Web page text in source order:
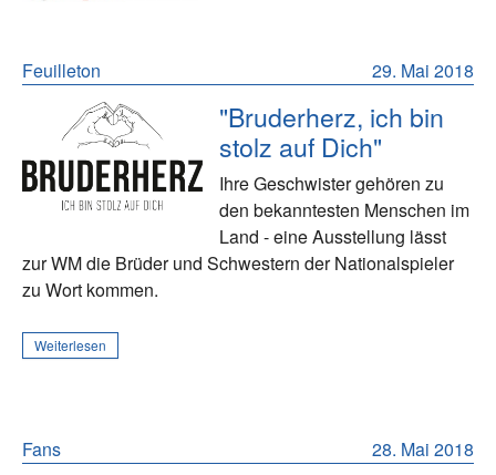
29. Mai 2018
Feuilleton
"Bruderherz, ich bin
stolz auf Dich"
Ihre Geschwister gehören zu
den bekanntesten Menschen im
Land - eine Ausstellung lässt
zur WM die Brüder und Schwestern der Nationalspieler
zu Wort kommen.
Weiterlesen
28. Mai 2018
Fans